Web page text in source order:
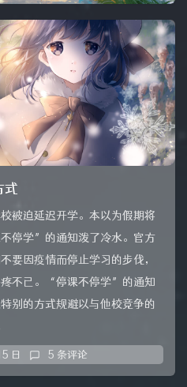
式
被迫延迟开学。本以为假期将
停学”的通知泼了冷水。官方
要因疫情而停止学习的步伐，
不已。“停课不停学”的通知
别的方式规避以与他校竞争的
日 5 条评论